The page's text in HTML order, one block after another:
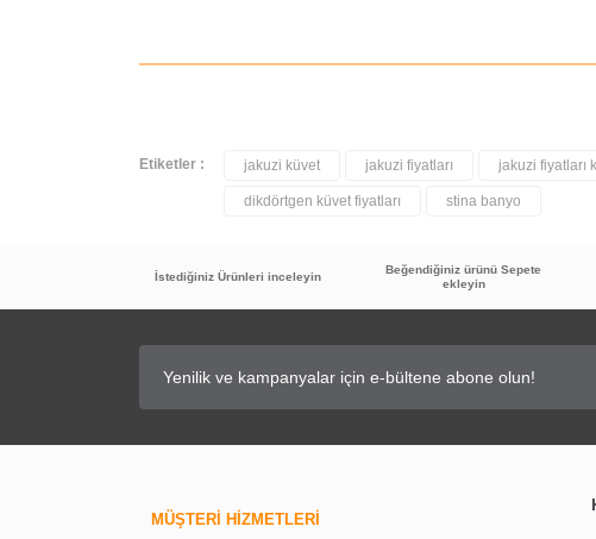
Etiketler : jakuzi küvet jakuzi fiyatları jakuzi fiyatları
dikdörtgen küvet fiyatları stina banyo
İstediğiniz Ürünleri inceleyin
Beğendiğiniz ürünü Sepete
ekleyin
MÜŞTERİ HİZMETLERİ